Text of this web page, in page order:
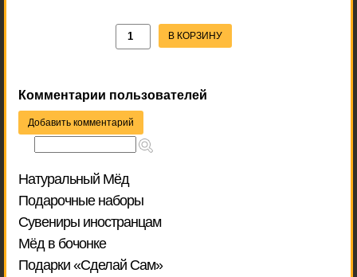
В КОРЗИНУ
Комментарии пользователей
Добавить комментарий
Натуральный Мёд
Подарочные наборы
Сувениры иностранцам
Мёд в бочонке
Подарки «Сделай Сам»